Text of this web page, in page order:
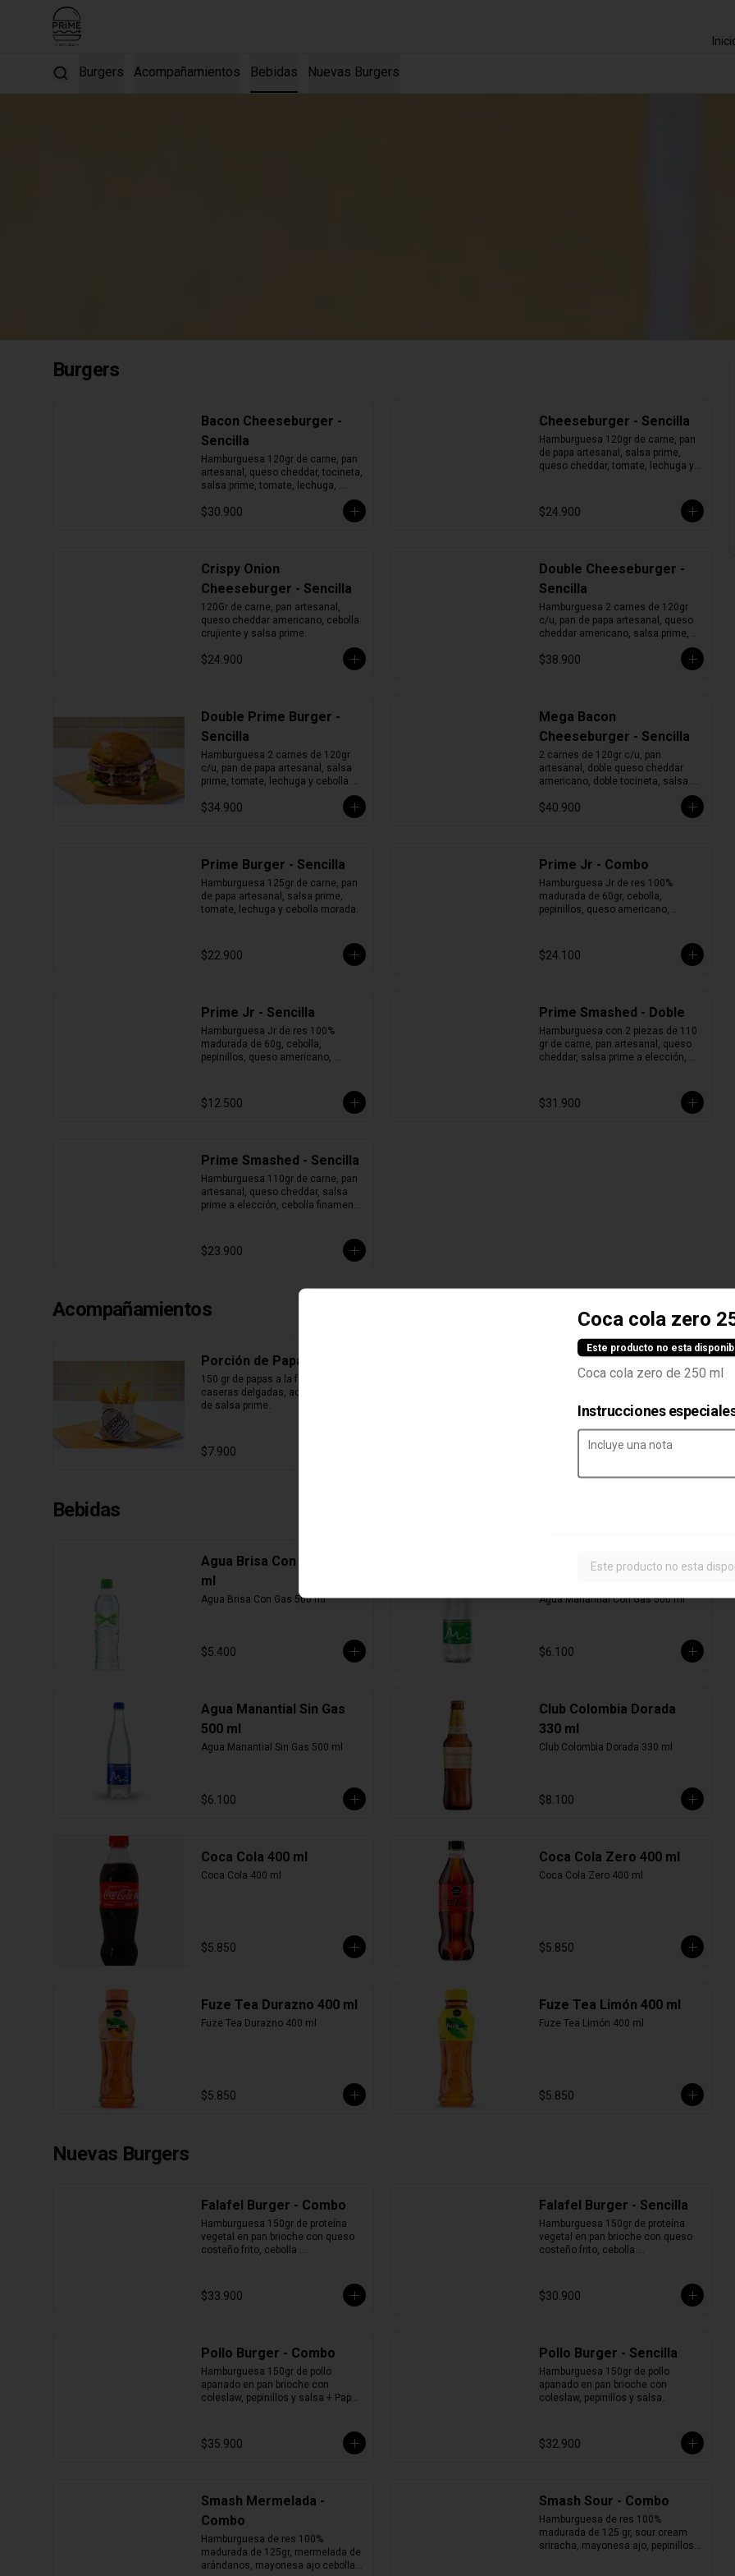
Burgers Acompañamientos Bebidas Nuevas Burgers
Burgers
Bacon Cheeseburger -
Sencilla
Hamburguesa 120gr de carne, pan
artesanal, queso cheddar, tocineta,
salsa prime, tomate, lechuga,
$30.900
Cheeseburger - Sencilla
Hamburguesa 120gr de carne, pan
de papa artesanal, salsa prime,
queso cheddar, tomate, lechuga y
$24.900
Crispy Onion
Cheeseburger - Sencilla
120Gr de carne, pan artesanal,
queso cheddar americano, cebolla
crujiente y salsa prime.
$24.900
Double Cheeseburger -
Sencilla
Hamburguesa 2 carnes de 120gr
c/u, pan de papa artesanal, queso
cheddar americano, salsa prime,
tomate, lechuga y cebolla morada.
$38.900
Double Prime Burger -
Sencilla
Hamburguesa 2 carnes de 120gr
c/u, pan de papa artesanal, salsa
prime, tomate, lechuga y cebolla
$34.900
Mega Bacon
Cheeseburger - Sencilla
2 carnes de 120gr c/u, pan
artesanal, doble queso cheddar
americano, doble tocineta, salsa
prime, cebolla morada y pepinillos.
$40.900
Prime Burger - Sencilla
Hamburguesa 125gr de carne, pan
de papa artesanal, salsa prime,
tomate, lechuga y cebolla morada.
$22.900
Prime Jr - Combo
Hamburguesa Jr de res 100%
madurada de 60gr, cebolla,
pepinillos, queso americano,
$24.100
Prime Jr - Sencilla
Hamburguesa Jr de res 100%
madurada de 60g, cebolla,
pepinillos, queso americano,
$12.500
Prime Smashed - Doble
Hamburguesa con 2 piezas de 110
gr de carne, pan artesanal, queso
cheddar, salsa prime a elección,
$31.900
Prime Smashed - Sencilla
Hamburguesa 110gr de carne, pan
artesanal, queso cheddar, salsa
prime a elección, cebolla finamente
$23.900
Acompañamientos
Porción de Papas
150 gr de papas a la francesa
caseras delgadas, acompañadas
de salsa prime.
$7.900
Prime Fries
200Gr de papas a la francesa
queso cheddar, salsa prime,
tocineta y cebollín.
Bebidas
Agua Brisa Con Gas 500
ml
Agua Brisa Con Gas 500 ml
$5.400
Agua Manantial Con Gas
Agua Manantial Con Gas 500 ml
$6.100
Agua Manantial Sin Gas
500 ml
Agua Manantial Sin Gas 500 ml
$6.100
Club Colombia Dorada
330 ml
Club Colombia Dorada 330 ml
$8.100
Coca Cola 400 ml
Coca Cola 400 ml
$5.850
Coca Cola Zero 400 ml
Coca Cola Zero 400 ml
$5.850
Fuze Tea Durazno 400 ml
Fuze Tea Durazno 400 ml
$5.850
Fuze Tea Limón 400 ml
Fuze Tea Limón 400 ml
$5.850
Nuevas Burgers
Falafel Burger - Combo
Hamburguesa 150gr de proteína
vegetal en pan brioche con queso
costeño frito, cebolla
$33.900
Falafel Burger - Sencilla
Hamburguesa 150gr de proteína
vegetal en pan brioche con queso
costeño frito, cebolla
$30.900
Pollo Burger - Combo
Hamburguesa 150gr de pollo
apanado en pan brioche con
coleslaw, pepinillos y salsa + Papas
$35.900
Pollo Burger - Sencilla
Hamburguesa 150gr de pollo
apanado en pan brioche con
coleslaw, pepinillos y salsa.
$32.900
Smash Mermelada -
Combo
Hamburguesa de res 100%
madurada de 125gr, mermelada de
arándanos, mayonesa ajo cebolla y
Smash Sour - Combo
Hamburguesa de res 100%
madurada de 125 gr, sour cream
sriracha, mayonesa ajo, pepinillos,
Coca cola zero
Este producto no esta
Coca cola zero de 250 ml
Instrucciones
Este producto no esta